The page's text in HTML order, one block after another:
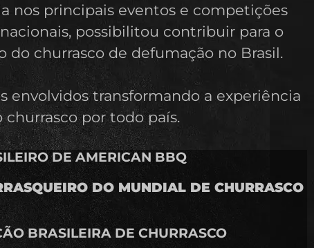
nos principais eventos e competições
possibilitou contribuir para o
do churrasco de defumação no Brasil.
envolvidos transformando a experiência
churrasco por todo país.
DE AMERICAN BBQ
DO MUNDIAL DE CHURRASCO
BRASILEIRA DE CHURRASCO